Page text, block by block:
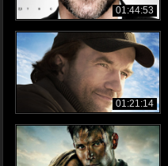
01:44:53
01:21:14